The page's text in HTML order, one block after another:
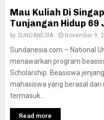
Mau Kuliah Di
Tunjangan Hidup 69
by SUNDANESIA November 9,
Sundanesia.com – National
menawarkan program
Scholarship. Beasiswa
mahasiswa yang berasal dari
termasuk...
Read more